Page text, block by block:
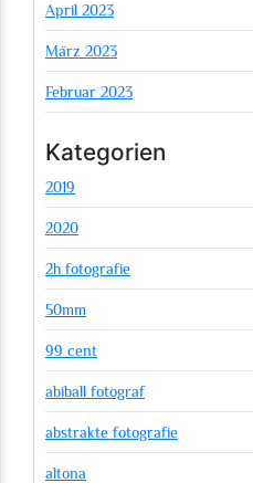
April 2023
März 2023
Februar 2023
Kategorien
2019
2020
2h fotografie
50mm
99 cent
abiball fotograf
abstrakte fotografie
altona